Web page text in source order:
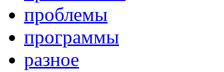
проблемы
программы
разное